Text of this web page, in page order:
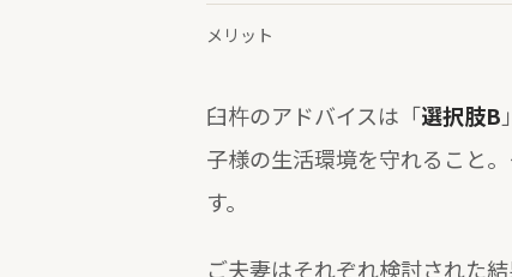
メリット
臼杵のアドバイスは「選択肢B
子様の生活環境を守れること
す。
ご夫妻はそれぞれ検討された